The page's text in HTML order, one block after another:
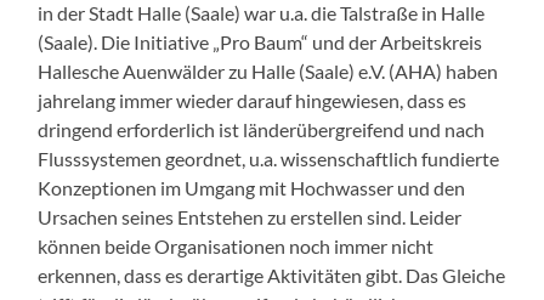
in der Stadt Halle (Saale) war u.a. die Talstraße in Halle
(Saale). Die Initiative „Pro Baum“ und der Arbeitskreis
Hallesche Auenwälder zu Halle (Saale) e.V. (AHA) haben
jahrelang immer wieder darauf hingewiesen, dass es
dringend erforderlich ist länderübergreifend und nach
Flusssystemen geordnet, u.a. wissenschaftlich fundierte
Konzeptionen im Umgang mit Hochwasser und den
Ursachen seines Entstehen zu erstellen sind. Leider
können beide Organisationen noch immer nicht
erkennen, dass es derartige Aktivitäten gibt. Das Gleiche